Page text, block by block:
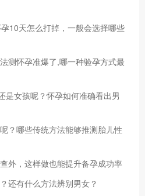
10天怎么打掉，一般会选择哪些
测怀孕准爆了,哪一种验孕方式最
是女孩呢？怀孕如何准确看出男
？哪些传统方法能够推测胎儿性
外，这样做也能提升备孕成功率
还有什么方法辨别男女？